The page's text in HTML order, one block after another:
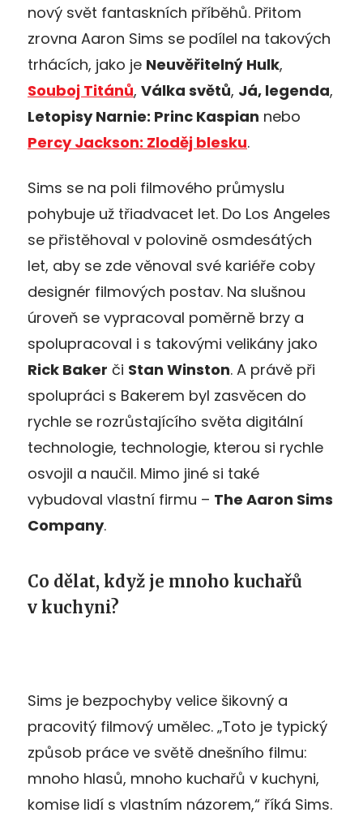
nový svět fantaskních příběhů. Přitom
zrovna Aaron Sims se podílel na takových
trhácích, jako je Neuvěřitelný Hulk,
Souboj Titánů, Válka světů, Já, legenda,
Letopisy Narnie: Princ Kaspian nebo
Percy Jackson: Zloděj blesku.
Sims se na poli filmového průmyslu
pohybuje už třiadvacet let. Do Los Angeles
se přistěhoval v polovině osmdesátých
let, aby se zde věnoval své kariéře coby
designér filmových postav. Na slušnou
úroveň se vypracoval poměrně brzy a
spolupracoval i s takovými velikány jako
Rick Baker či Stan Winston. A právě při
spolupráci s Bakerem byl zasvěcen do
rychle se rozrůstajícího světa digitální
technologie, technologie, kterou si rychle
osvojil a naučil. Mimo jiné si také
vybudoval vlastní firmu – The Aaron Sims
Company.
Co dělat, když je mnoho kuchařů
v kuchyni?
Sims je bezpochyby velice šikovný a
pracovitý filmový umělec. „Toto je typický
způsob práce ve světě dnešního filmu:
mnoho hlasů, mnoho kuchařů v kuchyni,
komise lidí s vlastním názorem,“ říká Sims.